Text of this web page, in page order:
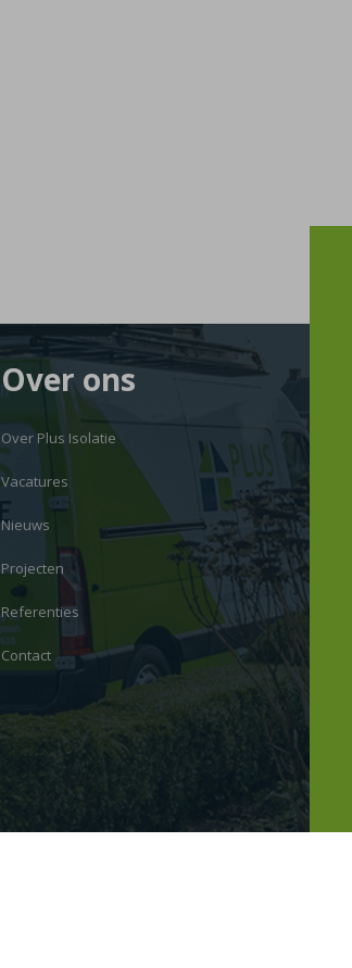
Over ons
Over Plus Isolatie
Vacatures
Nieuws
Projecten
Referenties
Contact